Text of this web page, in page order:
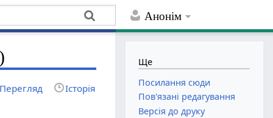
Анонім
Перегляд Історія
Ще
Посилання сюди
Пов'язані редагування
Версія до друку